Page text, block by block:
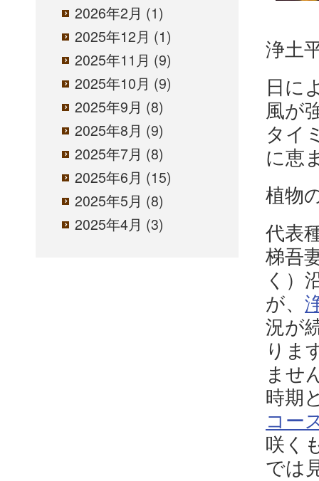
2026年2月 (1)
2025年12月 (1)
2025年11月 (9)
2025年10月 (9)
2025年9月 (8)
2025年8月 (9)
2025年7月 (8)
2025年6月 (15)
2025年5月 (8)
2025年4月 (3)
浄土
日に
風が
タイ
に恵
植物
代表
梯吾
く）
が、
況が
りま
ませ
時期
コー
咲く
では